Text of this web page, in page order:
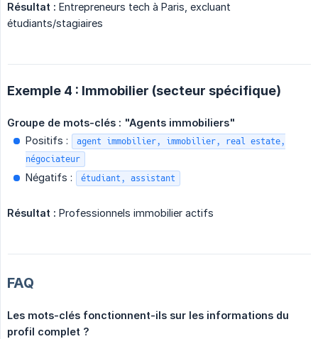
Résultat : Entrepreneurs tech à Paris, excluant
étudiants/stagiaires
Exemple 4 : Immobilier (secteur spécifique)
Groupe de mots-clés : "Agents immobiliers"
Positifs :
agent immobilier, immobilier, real estate,
négociateur
Négatifs : étudiant, assistant
Résultat : Professionnels immobilier actifs
FAQ
Les mots-clés fonctionnent-ils sur les informations du
profil complet ?